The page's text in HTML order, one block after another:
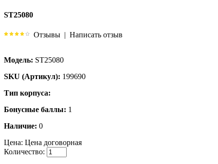
ST25080
Отзывы | Написать отзыв
Модель: ST25080
SKU (Артикул): 199690
Тип корпуса:
Бонусные баллы: 1
Наличие: 0
Цена: Цена договорная
Количество: